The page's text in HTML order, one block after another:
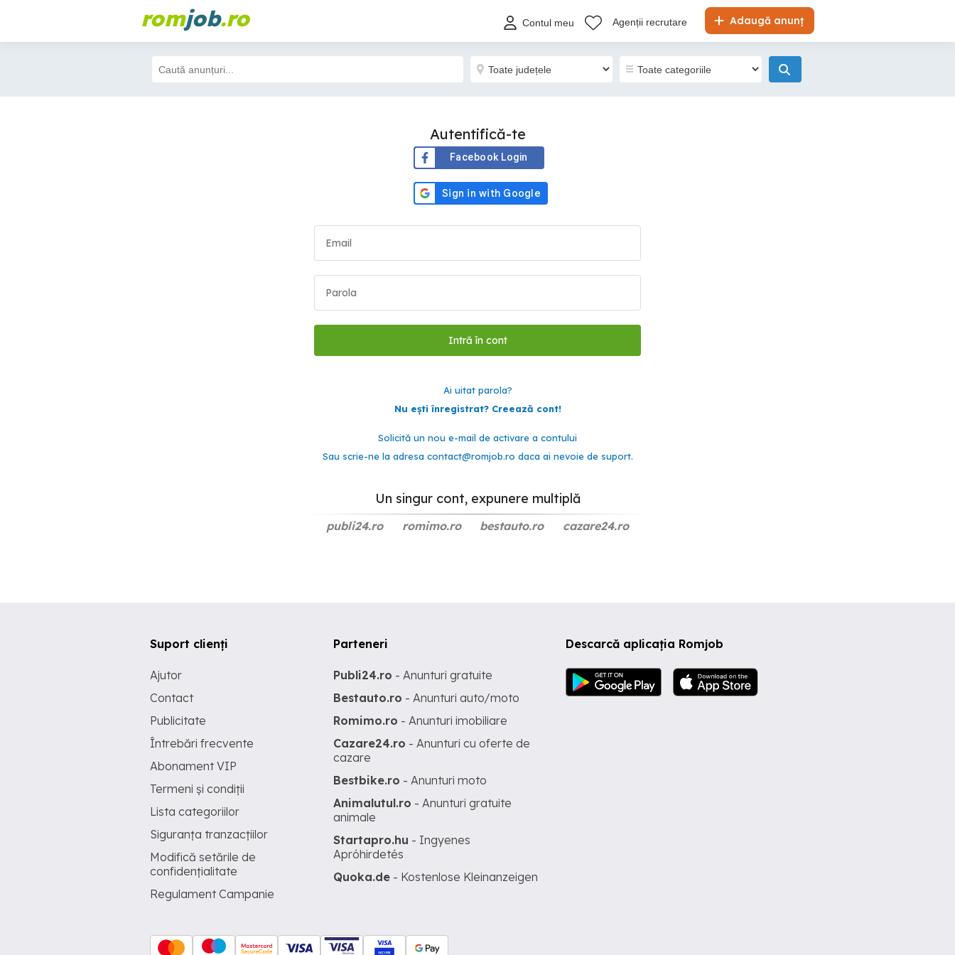
romjob.ro Adaugă anunț
Contul meu Agenții recrutare
Autentifică-te
Facebook Login
Ai uitat parola?
Nu ești înregistrat? Creează cont!
Solicită un nou e-mail de activare a contului
Sau scrie-ne la adresa contact@romjob.ro daca ai nevoie de suport.
Un singur cont, expunere multiplă
publi24.ro romimo.ro bestauto.ro cazare24.ro
Descarcă aplicația Romjob
Suport clienți
Ajutor
Contact
Publicitate
Întrebări frecvente
Abonament VIP
Termeni și condiții
Lista categoriilor
Siguranța tranzacțiilor
Modifică setările de
confidențialitate
Regulament Campanie
Parteneri
Publi24.ro - Anunturi gratuite
Bestauto.ro - Anunturi auto/moto
Romimo.ro - Anunturi imobiliare
Cazare24.ro - Anunturi cu oferte de
cazare
Bestbike.ro - Anunturi moto
Animalutul.ro - Anunturi gratuite
animale
Startapro.hu - Ingyenes
Apróhirdetés
Quoka.de - Kostenlose Kleinanzeigen